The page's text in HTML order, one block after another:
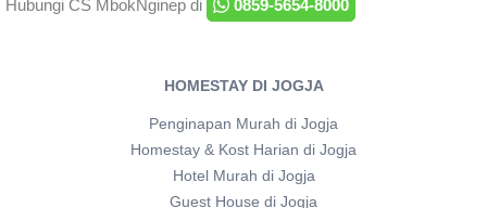
Hubungi CS MbokNginep di 0859-5654-8000
HOMESTAY DI JOGJA
Penginapan Murah di Jogja
Homestay & Kost Harian di Jogja
Hotel Murah di Jogja
Guest House di Jogja